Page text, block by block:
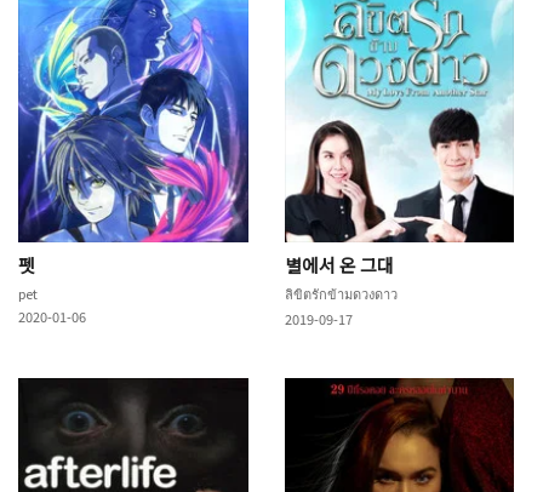
펫
pet
2020-01-06
별에서 온 그대
ลิขิตรักข้ามดวงดาว
2019-09-17